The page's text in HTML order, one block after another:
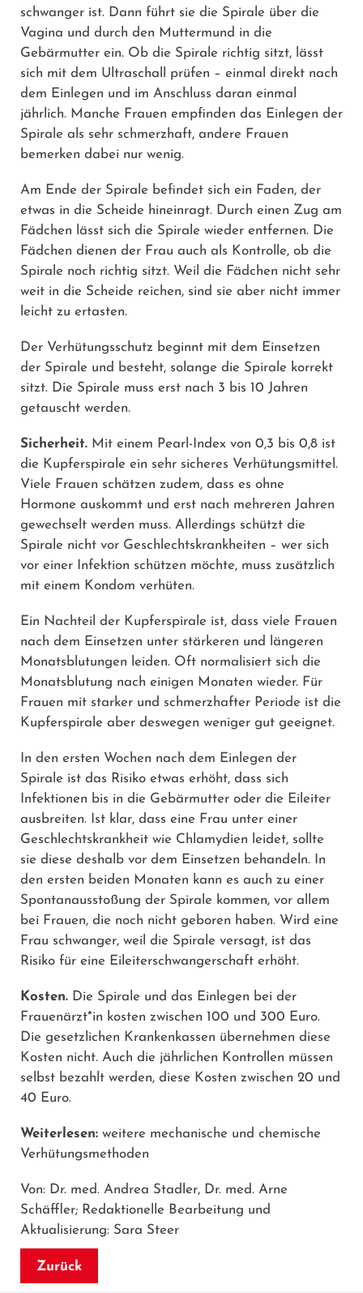
schwanger ist. Dann führt sie die Spirale über die
Vagina und durch den Muttermund in die
Gebärmutter ein. Ob die Spirale richtig sitzt, lässt
sich mit dem Ultraschall prüfen – einmal direkt nach
dem Einlegen und im Anschluss daran einmal
jährlich. Manche Frauen empfinden das Einlegen der
Spirale als sehr schmerzhaft, andere Frauen
bemerken dabei nur wenig.
Am Ende der Spirale befindet sich ein Faden, der
etwas in die Scheide hineinragt. Durch einen Zug am
Fädchen lässt sich die Spirale wieder entfernen. Die
Fädchen dienen der Frau auch als Kontrolle, ob die
Spirale noch richtig sitzt. Weil die Fädchen nicht sehr
weit in die Scheide reichen, sind sie aber nicht immer
leicht zu ertasten.
Der Verhütungsschutz beginnt mit dem Einsetzen
der Spirale und besteht, solange die Spirale korrekt
sitzt. Die Spirale muss erst nach 3 bis 10 Jahren
getauscht werden.
Sicherheit. Mit einem Pearl-Index von 0,3 bis 0,8 ist
die Kupferspirale ein sehr sicheres Verhütungsmittel.
Viele Frauen schätzen zudem, dass es ohne
Hormone auskommt und erst nach mehreren Jahren
gewechselt werden muss. Allerdings schützt die
Spirale nicht vor Geschlechtskrankheiten – wer sich
vor einer Infektion schützen möchte, muss zusätzlich
mit einem Kondom verhüten.
Ein Nachteil der Kupferspirale ist, dass viele Frauen
nach dem Einsetzen unter stärkeren und längeren
Monatsblutungen leiden. Oft normalisiert sich die
Monatsblutung nach einigen Monaten wieder. Für
Frauen mit starker und schmerzhafter Periode ist die
Kupferspirale aber deswegen weniger gut geeignet.
In den ersten Wochen nach dem Einlegen der
Spirale ist das Risiko etwas erhöht, dass sich
Infektionen bis in die Gebärmutter oder die Eileiter
ausbreiten. Ist klar, dass eine Frau unter einer
Geschlechtskrankheit wie Chlamydien leidet, sollte
sie diese deshalb vor dem Einsetzen behandeln. In
den ersten beiden Monaten kann es auch zu einer
Spontanausstoßung der Spirale kommen, vor allem
bei Frauen, die noch nicht geboren haben. Wird eine
Frau schwanger, weil die Spirale versagt, ist das
Risiko für eine Eileiterschwangerschaft erhöht.
Kosten. Die Spirale und das Einlegen bei der
Frauenärzt*in kosten zwischen 100 und 300 Euro.
Die gesetzlichen Krankenkassen übernehmen diese
Kosten nicht. Auch die jährlichen Kontrollen müssen
selbst bezahlt werden, diese Kosten zwischen 20 und
40 Euro.
Weiterlesen: weitere mechanische und chemische
Verhütungsmethoden
Von: Dr. med. Andrea Stadler, Dr. med. Arne
Schäffler; Redaktionelle Bearbeitung und
Aktualisierung: Sara Steer
Zurück